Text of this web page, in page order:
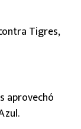
Tigres,
aprovechó